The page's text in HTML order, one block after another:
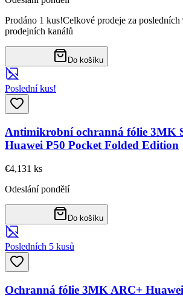
Prodáno 1 kus!Celkové prodeje za posledních
prodejních kanálů
Do košíku
Poslední kus!
Antimikrobní ochranná fólie 3MK
Huawei P50 Pocket Folded Edition
€4,131 ks
Odeslání pondělí
Do košíku
Posledních 5 kusů
Ochranná fólie 3MK ARC+